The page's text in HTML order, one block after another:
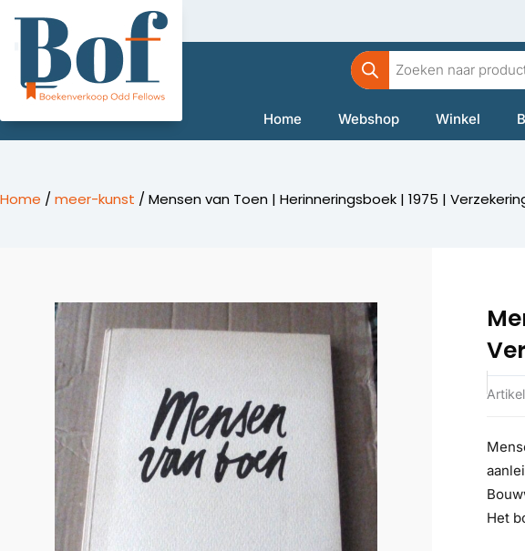
inhoud
Producten
zoeken
Home Webshop Winkel
Home / meer-kunst / Mensen van Toen | Herinneringsboek | 1975 |
Het